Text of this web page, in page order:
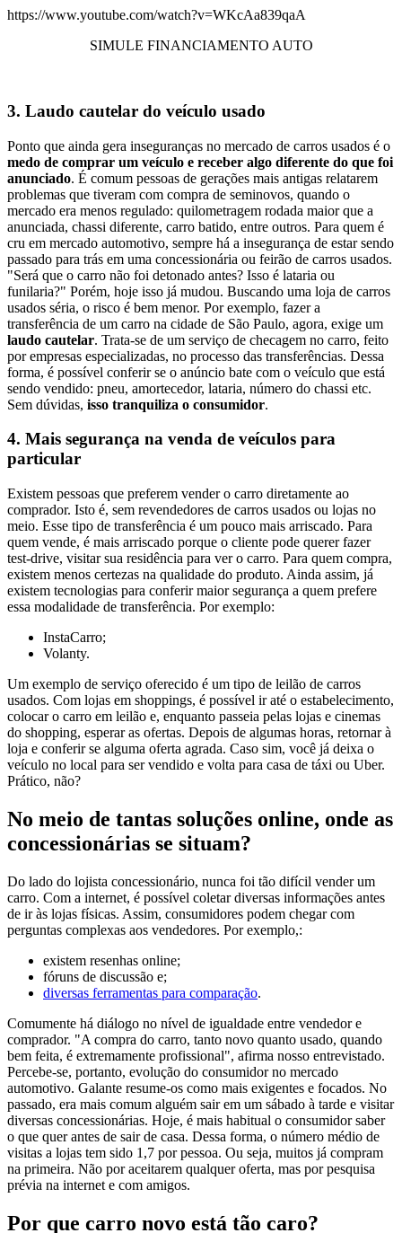
https://www.youtube.com/watch?v=WKcAa839qaA
SIMULE FINANCIAMENTO AUTO
3. Laudo cautelar do veículo usado
Ponto que ainda gera inseguranças no mercado de carros usados é o
medo de comprar um veículo e receber algo diferente do que foi
anunciado. É comum pessoas de gerações mais antigas relatarem
problemas que tiveram com compra de seminovos, quando o
mercado era menos regulado: quilometragem rodada maior que a
anunciada, chassi diferente, carro batido, entre outros. Para quem é
cru em mercado automotivo, sempre há a insegurança de estar sendo
passado para trás em uma concessionária ou feirão de carros usados.
"Será que o carro não foi detonado antes? Isso é lataria ou
funilaria?" Porém, hoje isso já mudou. Buscando uma loja de carros
usados séria, o risco é bem menor. Por exemplo, fazer a
transferência de um carro na cidade de São Paulo, agora, exige um
laudo cautelar. Trata-se de um serviço de checagem no carro, feito
por empresas especializadas, no processo das transferências. Dessa
forma, é possível conferir se o anúncio bate com o veículo que está
sendo vendido: pneu, amortecedor, lataria, número do chassi etc.
Sem dúvidas, isso tranquiliza o consumidor.
4. Mais segurança na venda de veículos para
particular
Existem pessoas que preferem vender o carro diretamente ao
comprador. Isto é, sem revendedores de carros usados ou lojas no
meio. Esse tipo de transferência é um pouco mais arriscado. Para
quem vende, é mais arriscado porque o cliente pode querer fazer
test-drive, visitar sua residência para ver o carro. Para quem compra,
existem menos certezas na qualidade do produto. Ainda assim, já
existem tecnologias para conferir maior segurança a quem prefere
essa modalidade de transferência. Por exemplo:
InstaCarro;
Volanty.
Um exemplo de serviço oferecido é um tipo de leilão de carros
usados. Com lojas em shoppings, é possível ir até o estabelecimento,
colocar o carro em leilão e, enquanto passeia pelas lojas e cinemas
do shopping, esperar as ofertas. Depois de algumas horas, retornar à
loja e conferir se alguma oferta agrada. Caso sim, você já deixa o
veículo no local para ser vendido e volta para casa de táxi ou Uber.
Prático, não?
No meio de tantas soluções online, onde as
concessionárias se situam?
Do lado do lojista concessionário, nunca foi tão difícil vender um
carro. Com a internet, é possível coletar diversas informações antes
de ir às lojas físicas. Assim, consumidores podem chegar com
perguntas complexas aos vendedores. Por exemplo,:
existem resenhas online;
fóruns de discussão e;
diversas ferramentas para comparação.
Comumente há diálogo no nível de igualdade entre vendedor e
comprador. "A compra do carro, tanto novo quanto usado, quando
bem feita, é extremamente profissional", afirma nosso entrevistado.
Percebe-se, portanto, evolução do consumidor no mercado
automotivo. Galante resume-os como mais exigentes e focados. No
passado, era mais comum alguém sair em um sábado à tarde e visitar
diversas concessionárias. Hoje, é mais habitual o consumidor saber
o que quer antes de sair de casa. Dessa forma, o número médio de
visitas a lojas tem sido 1,7 por pessoa. Ou seja, muitos já compram
na primeira. Não por aceitarem qualquer oferta, mas por pesquisa
prévia na internet e com amigos.
Por que carro novo está tão caro?